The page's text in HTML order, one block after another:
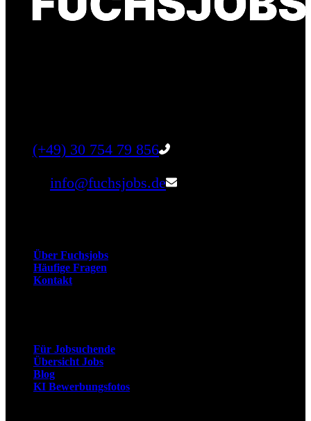
(+49) 30 754 79 856
info@fuchsjobs.de
Über Fuchsjobs
Häufige Fragen
Kontakt
Für Jobsuchende
Übersicht Jobs
Blog
KI Bewerbungsfotos